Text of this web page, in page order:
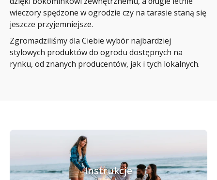
wieczory spędzone w ogrodzie czy na tarasie staną się
jeszcze przyjemniejsze.
Zgromadziliśmy dla Ciebie wybór najbardziej
stylowych produktów do ogrodu dostępnych na
rynku, od znanych producentów, jak i tych lokalnych.
Instrukcje